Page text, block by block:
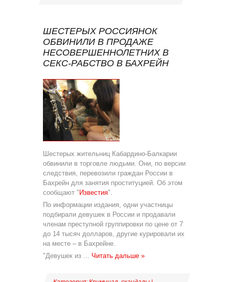
ШЕСТЕРЫХ РОССИЯНОК
ОБВИНИЛИ В ПРОДАЖЕ
НЕСОВЕРШЕННОЛЕТНИХ В
СЕКС-РАБСТВО В БАХРЕЙН
Шестерых жительниц Кабардино-Балкарии
обвинили в торговле людьми. Они, по версии
следствия, перевозили граждан России в
Бахрейн для занятия проституцией. Об этом
сообщают " Известия".
По информации издания, одни участницы
подбирали девушек в России и продавали
членам преступной группировки по цене от 7
до 14 тысяч долларов, другие курировали их
на месте – в Бахрейне.
"Девушек из ... Читать дальше »